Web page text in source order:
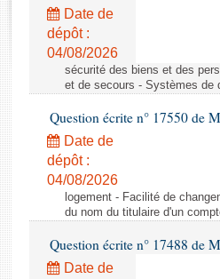
Rapports législatifs
Rapports sur l'application des lois
Baromètre de l’application des lois
Dossiers législatifs
Budget et sécurité sociale
Questions écrites et orales
Comptes rendus des débats
Date de
dépôt :
04/08/2026
sécurité des biens et des
et de secours - Systèmes de
Question écrite n° 17550 de
Date de
dépôt :
04/08/2026
logement - Facilité de
du nom du titulaire d'un
Question écrite n° 17488 de
Date de